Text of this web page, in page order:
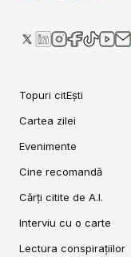
Topuri citEști
Cartea zilei
Evenimente
Cine recomandă
Cărți citite de A.I.
Interviu cu o carte
Lectura conspirațiilor